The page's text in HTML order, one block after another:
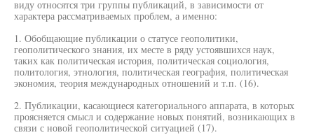
виду относятся три группы публикаций, в зависимости от
характера рассматриваемых проблем, а именно:
1. Обобщающие публикации о статусе геополитики,
геополитического знания, их месте в ряду устоявшихся наук,
таких как политическая история, политическая социология,
политология, этнология, политическая география, политическая
экономия, теория международных отношений и т.п. (16).
2. Публикации, касающиеся категориального аппарата, в которых
проясняется смысл и содержание новых понятий, возникающих в
связи с новой геополитической ситуацией (17).